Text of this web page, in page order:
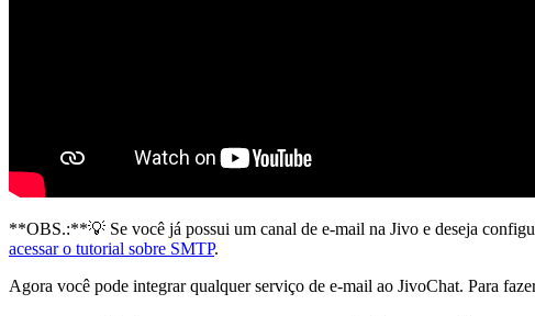
**OBS.:**💡 Se você já possui um canal de e-mail na Jivo e deseja
acessar o tutorial sobre SMTP.
Agora você pode integrar qualquer serviço de e-mail ao JivoChat. Para